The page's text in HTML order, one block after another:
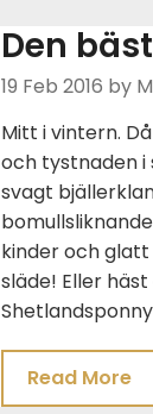
Den
19 Feb 2016 by
Mitt i vintern.
och tystnaden i
svagt
kinder och
släde! Eller
Read More